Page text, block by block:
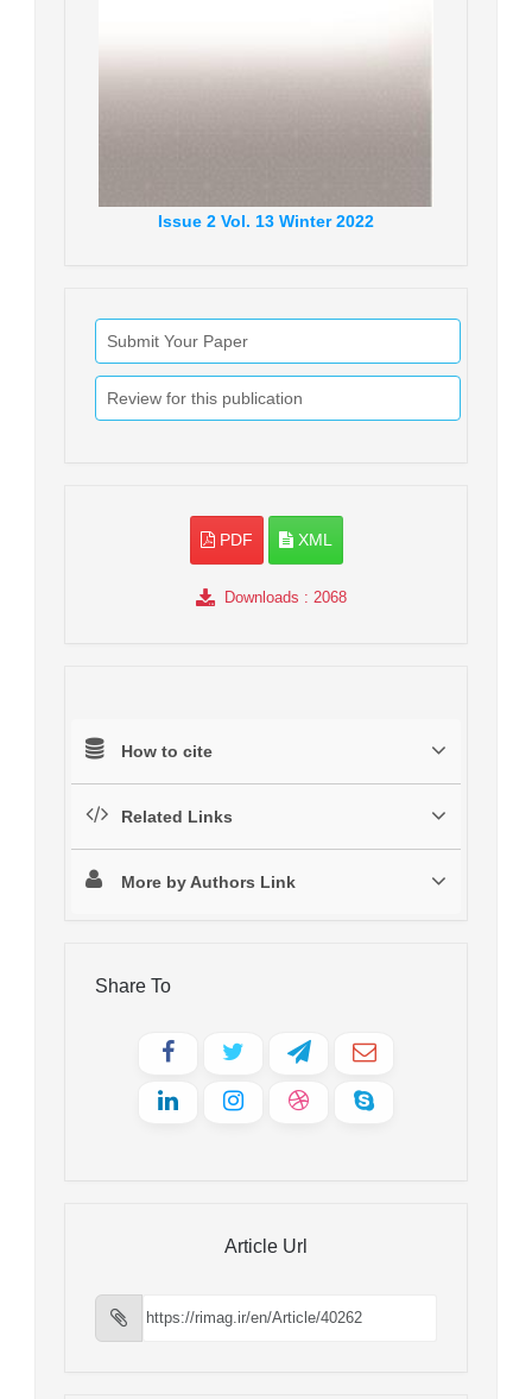
Issue 2 Vol. 13 Winter 2022
Submit Your Paper
Review for this publication
PDF XML
Downloads : 2068
How to cite
Related Links
More by Authors Link
Share To
Article Url